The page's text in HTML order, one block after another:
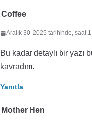
Coffee
Aralık 30, 2025 tarihinde, saat
Bu kadar detaylı bir yazı
kavradım.
Yanıtla
Mother Hen